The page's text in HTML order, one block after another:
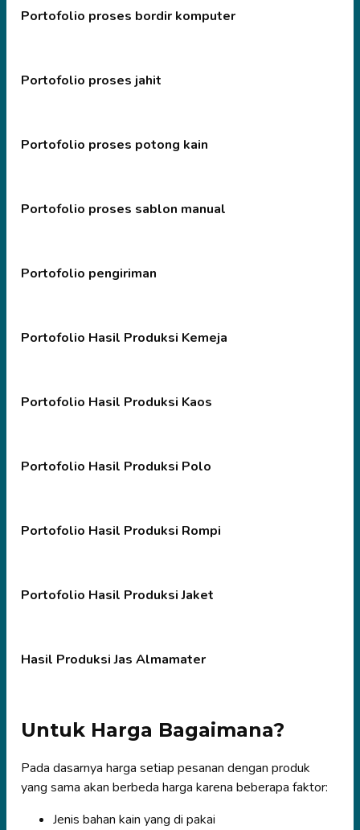
Portofolio proses bordir komputer
Portofolio proses jahit
Portofolio proses potong kain
Portofolio proses sablon manual
Portofolio pengiriman
Portofolio Hasil Produksi Kemeja
Portofolio Hasil Produksi Kaos
Portofolio Hasil Produksi Polo
Portofolio Hasil Produksi Rompi
Portofolio Hasil Produksi Jaket
Hasil Produksi Jas Almamater
Untuk Harga Bagaimana?
Pada dasarnya harga setiap pesanan dengan produk
yang sama akan berbeda harga karena beberapa faktor:
Jenis bahan kain yang di pakai